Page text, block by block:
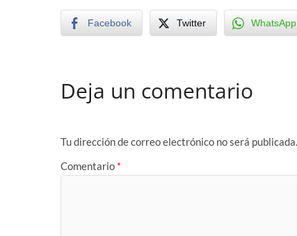
Facebook Twitter WhatsApp
Deja un comentario
Tu dirección de correo electrónico no será publicada.
Comentario *